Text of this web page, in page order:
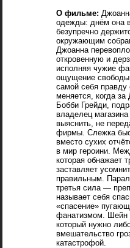
О фильме:
одежды: днём она
безупречно
окружающим
Джоанна
откровенную и
исполняя чужие
ощущение
самой себя
меняется, когда
Бобби Грейди,
владелец
выяснить, не
фирмы. Слежка
вместо сухих
в мир героини.
которая обнажает
заставляет
правильным.
третья сила —
называет себя
«спасение»
фанатизмом. Шейн
который нужно
вмешательство
катастрофой.